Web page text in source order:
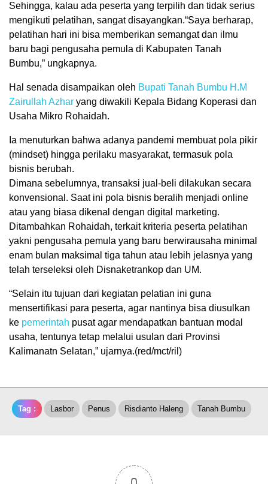
Sehingga, kalau ada peserta yang terpilih dan tidak serius
mengikuti pelatihan, sangat disayangkan.“Saya berharap,
pelatihan hari ini bisa memberikan semangat dan ilmu
baru bagi pengusaha pemula di Kabupaten Tanah
Bumbu,” ungkapnya.
Hal senada disampaikan oleh Bupati Tanah Bumbu H.M
Zairullah Azhar yang diwakili Kepala Bidang Koperasi dan
Usaha Mikro Rohaidah.
Ia menuturkan bahwa adanya pandemi membuat pola pikir
(mindset) hingga perilaku masyarakat, termasuk pola
bisnis berubah.
Dimana sebelumnya, transaksi jual-beli dilakukan secara
konvensional. Saat ini pola bisnis beralih menjadi online
atau yang biasa dikenal dengan digital marketing.
Ditambahkan Rohaidah, terkait kriteria peserta pelatihan
yakni pengusaha pemula yang baru berwirausaha minimal
enam bulan maksimal tiga tahun atau lebih jelasnya yang
telah terseleksi oleh Disnaketrankop dan UM.
“Selain itu tujuan dari kegiatan pelatian ini guna
mensertifikasi para peserta, agar nantinya bisa diusulkan
ke pemerintah pusat agar mendapatkan bantuan modal
usaha, tentunya tetap melalui usulan dari Provinsi
Kalimanatn Selatan,” ujarnya.(red/mct/ril)
Tag : Lasbor Penus Risdianto Haleng Tanah Bumbu